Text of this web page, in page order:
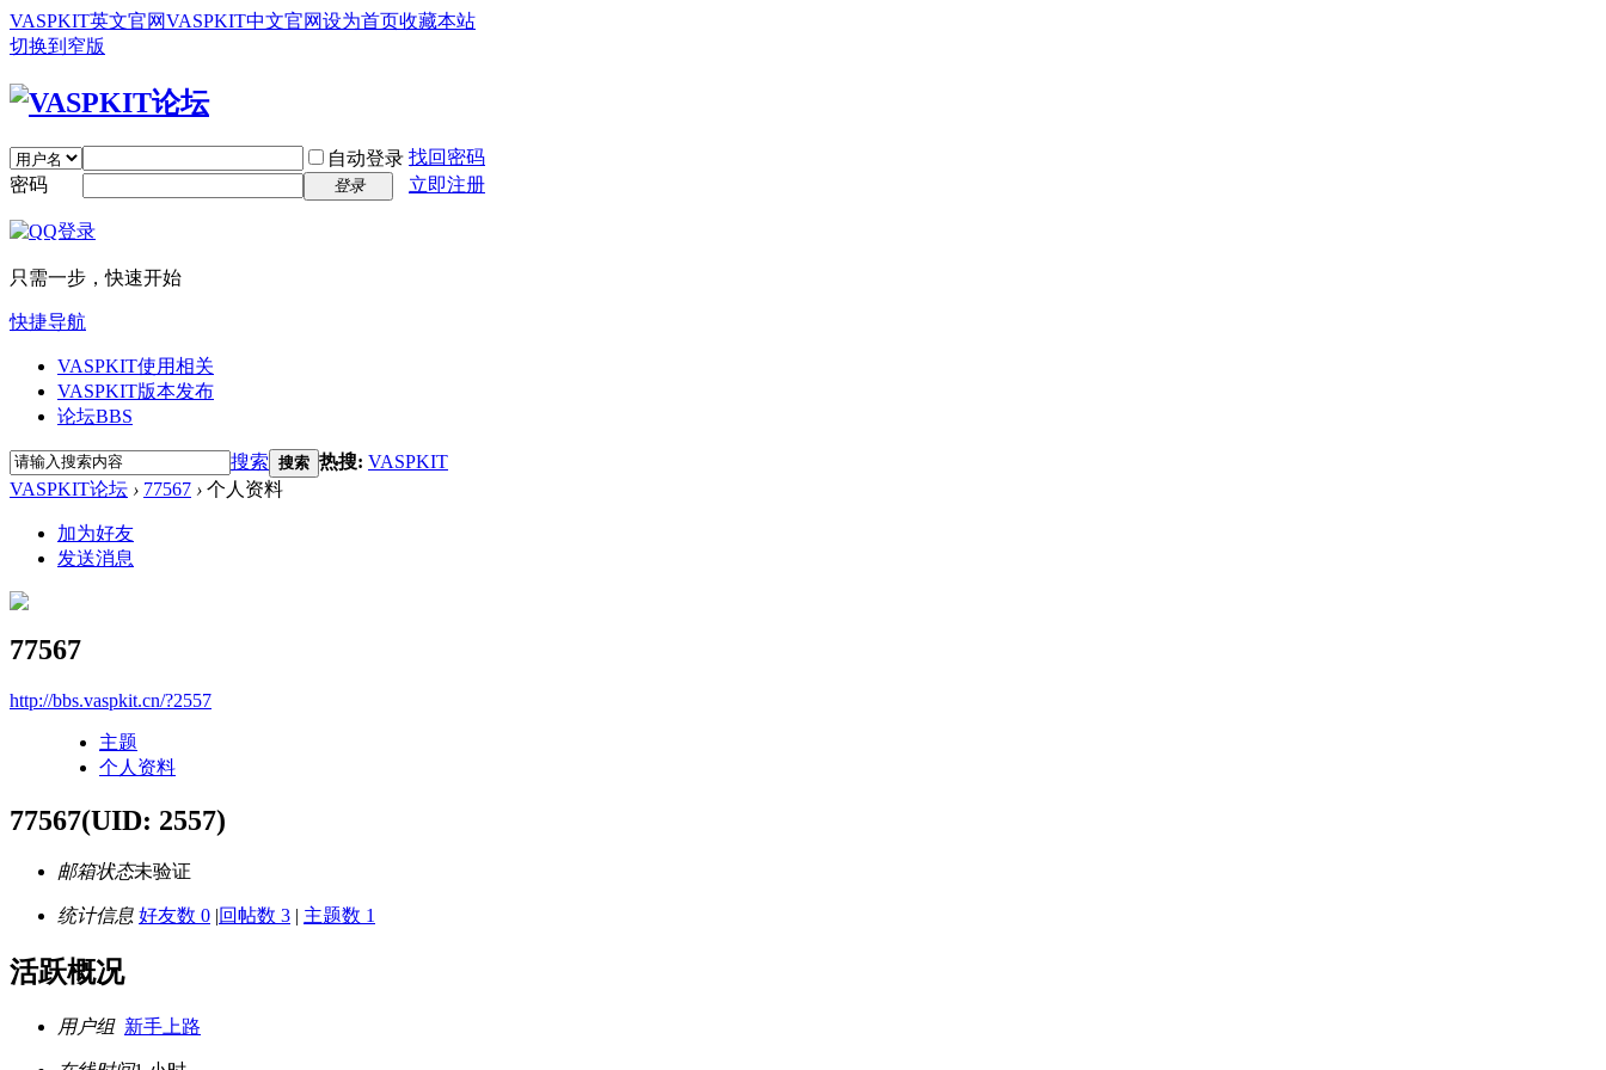
VASPKIT英文官网VASPKIT中文官网设为首页收藏本站
切换到窄版
自动登录 找回密码
密码
登录 立即注册
只需一步，快速开始
快捷导航
VASPKIT使用相关
VASPKIT版本发布
论坛BBS
搜索 搜索 热搜: VASPKIT
VASPKIT论坛 › 77567 › 个人资料
加为好友
发送消息
77567
http://bbs.vaspkit.cn/?2557
主题
个人资料
77567(UID: 2557)
邮箱状态未验证
统计信息 好友数 0 |回帖数 3 | 主题数 1
活跃概况
用户组 新手上路